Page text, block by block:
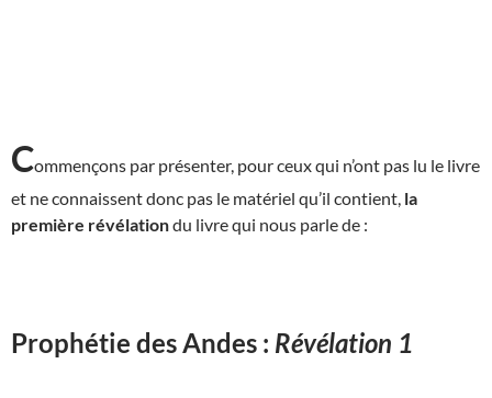
Commençons par présenter, pour ceux qui n’ont pas lu le livre
et ne connaissent donc pas le matériel qu’il contient, la
première révélationdu livre qui nous parle de :
Prophétie des Andes : Révélation 1